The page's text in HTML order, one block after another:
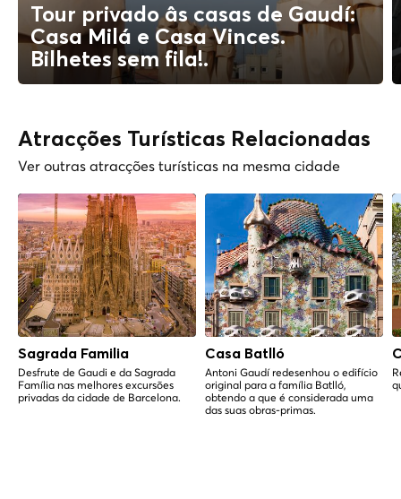
Tour privado âs casas de Gaudí:
Casa Milá e Casa Vinces.
Bilhetes sem fila!.
Atracções Turísticas Relacionadas
Ver outras atracções turísticas na mesma cidade
Sagrada Familia
Desfrute de Gaudi e da Sagrada
Família nas melhores excursões
privadas da cidade de Barcelona.
Casa Batlló
Antoni Gaudí redesenhou o edifício
original para a família Batlló,
obtendo a que é considerada uma
das suas obras-primas.